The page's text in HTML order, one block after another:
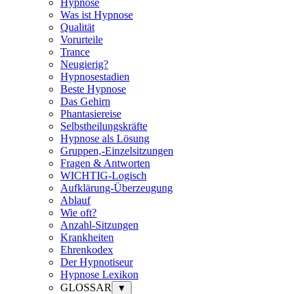
Was ist Hypnose
Qualität
Vorurteile
Trance
Neugierig?
Hypnosestadien
Beste Hypnose
Das Gehirn
Phantasiereise
Selbstheilungskräfte
Hypnose als Lösung
Gruppen,-Einzelsitzungen
Fragen & Antworten
WICHTIG-Logisch
Aufklärung-Überzeugung
Ablauf
Wie oft?
Anzahl-Sitzungen
Krankheiten
Ehrenkodex
Der Hypnotiseur
Hypnose Lexikon
GLOSSAR
▼